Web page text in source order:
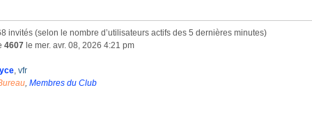
invités (selon le nombre d’utilisateurs actifs des 5 dernières minutes)
4607 le mer. avr. 08, 2026 4:21 pm
, vfr
, Membres du Club